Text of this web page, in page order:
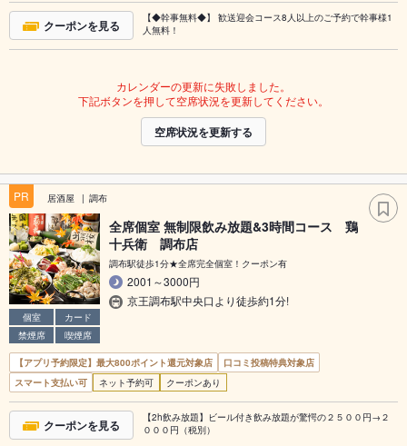
クーポンを見る
【◆幹事無料◆】 歓送迎会コース8人以上のご予約で幹事様1
人無料！
カレンダーの更新に失敗しました。
下記ボタンを押して空席状況を更新してください。
空席状況を更新する
PR 居酒屋 調布
個室
カード
禁煙席
喫煙席
全席個室 無制限飲み放題&3時間コース 鶏
十兵衛 調布店
調布駅徒歩1分★全席完全個室！クーポン有
2001～3000円
京王調布駅中央口より徒歩約1分!
【アプリ予約限定】最大800ポイント還元対象店
口コミ投稿特典対象店
スマート支払い可
ネット予約可 クーポンあり
クーポンを見る
【2h飲み放題】ビール付き飲み放題が驚愕の２５００円→２
０００円（税別）